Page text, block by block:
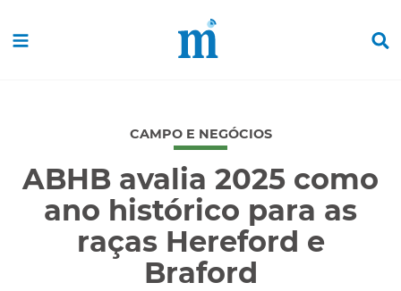
CAMPO E NEGÓCIOS
ABHB avalia 2025 como
ano histórico para as
raças Hereford e
Braford